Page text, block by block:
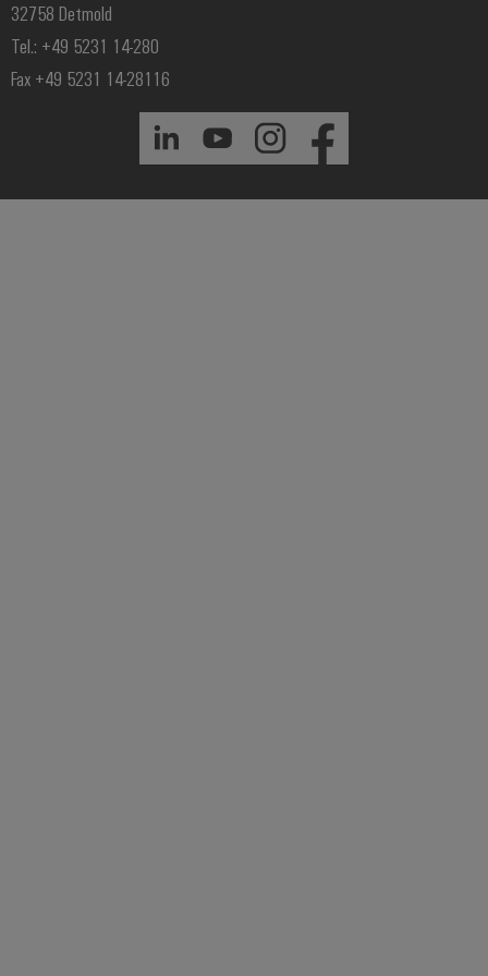
32758 Detmold
Tel.: +49 5231 14-280
Fax +49 5231 14-28116